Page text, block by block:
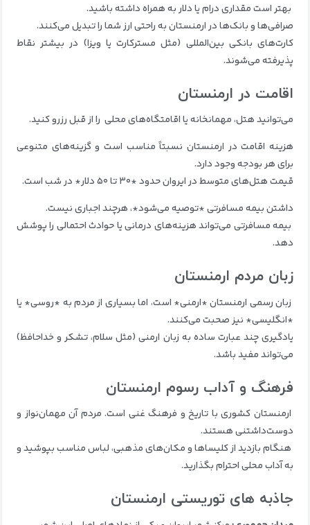
بهتر است مقداری درام یا دلار به همراه داشته باشید.
صرافی‌ها و بانک‌ها در ارمنستان به راحتی ارز شما را تبدیل می‌کنند.
کارت‌های بانکی بین‌المللی (مثل مسترکارت یا ویزا) در بیشتر نقاط
پذیرفته می‌شوند.
اقامت در ارمنستان
می‌توانید هتل، مهمانخانه یا اقامتگاه‌های محلی را از قبل رزرو کنید.
هزینه اقامت در ارمنستان نسبتاً مناسب است و گزینه‌های متنوعی
برای هر بودجه وجود دارد.
قیمت هتل‌های متوسط در ایروان حدود *۳۰ تا ۵۰ دلار* در شب است.
داشتن بیمه مسافرتی *توصیه می‌شود*، هرچند اجباری نیست.
بیمه مسافرتی می‌تواند هزینه‌های درمانی یا حوادث احتمالی را پوشش
دهد.
زبان مردم ارمنستان
زبان رسمی ارمنستان *ارمنی* است، اما بسیاری از مردم به *روسی* یا
*انگلیسی* نیز صحبت می‌کنند.
یادگیری چند عبارت ساده به زبان ارمنی (مثل سلام، تشکر و خداحافظ)
می‌تواند مفید باشد.
فرهنگ و آداب رسوم ارمنستان
ارمنستان کشوری با تاریخ و فرهنگ غنی است. مردم آن مهمان‌نواز و
دوست‌داشتنی هستند.
هنگام بازدید از کلیساها و مکان‌های مذهبی، لباس مناسب بپوشید و
به آداب محلی احترام بگذارید.
جاذبه های توریستی ارمنستان